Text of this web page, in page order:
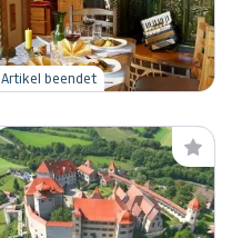
Artikel beendet